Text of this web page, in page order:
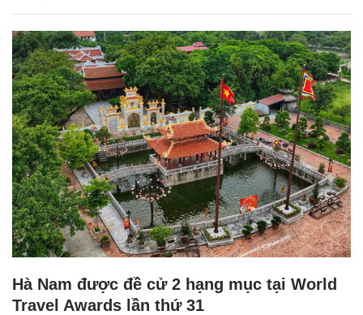
Hà Nam được đề cử 2 hạng mục tại World
Travel Awards lần thứ 31